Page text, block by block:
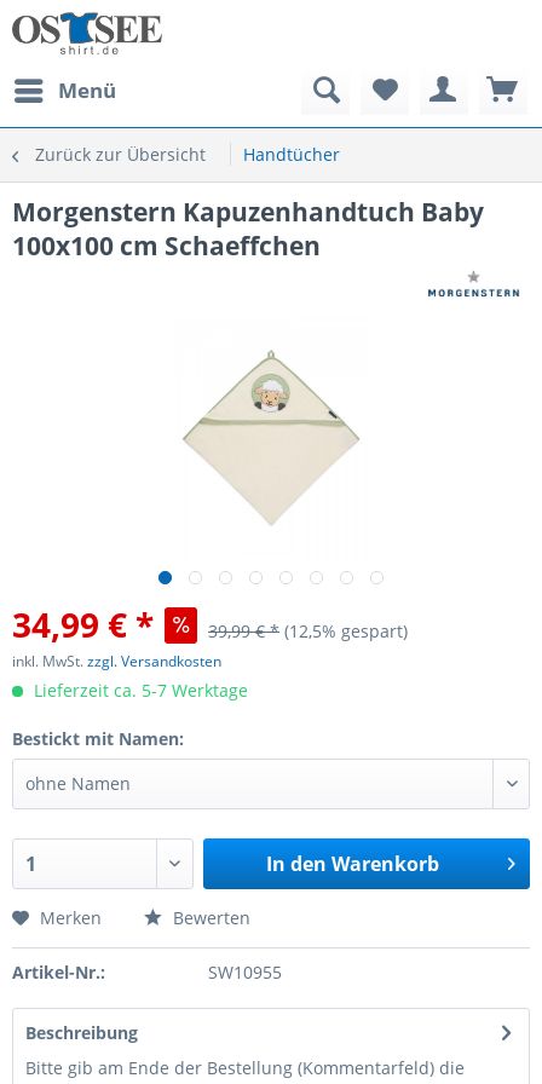
Menü
Zurück zur Übersicht Handtücher
Morgenstern Kapuzenhandtuch Baby
100x100 cm Schaeffchen
34,99 € * 39,99 € * (12,5% gespart)
inkl. MwSt.zzgl. Versandkosten
Lieferzeit ca. 5-7 Werktage
Bestickt mit Namen:
In den Warenkorb
Merken Bewerten
Artikel-Nr.: SW10955
Beschreibung
Bitte gib am Ende der Bestellung (Kommentarfeld) die